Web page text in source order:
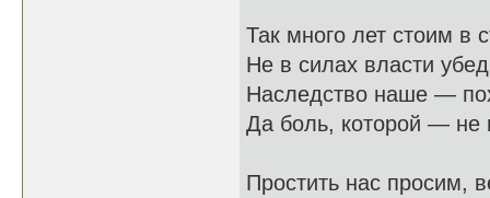
Так много лет стоим в
Не в силах власти
Наследство наше —
Да боль, которой — не
Простить нас просим,